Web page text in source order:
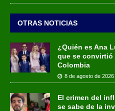
OTRAS NOTICIAS
¿Quién es Ana
que se convirtió
Colombia
8 de agosto de 2026
El crimen del
se sabe de la